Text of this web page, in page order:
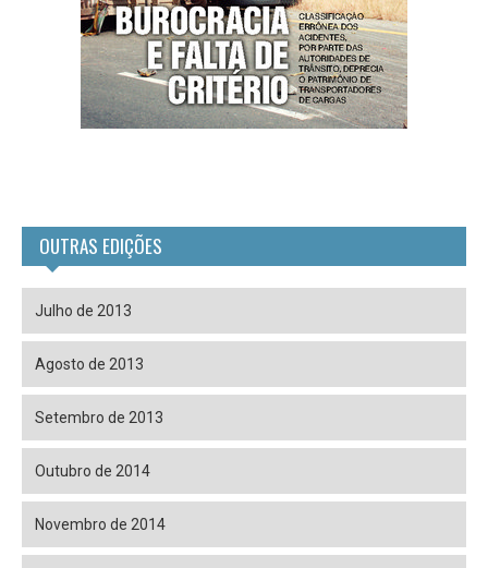
OUTRAS EDIÇÕES
Julho de 2013
Agosto de 2013
Setembro de 2013
Outubro de 2014
Novembro de 2014